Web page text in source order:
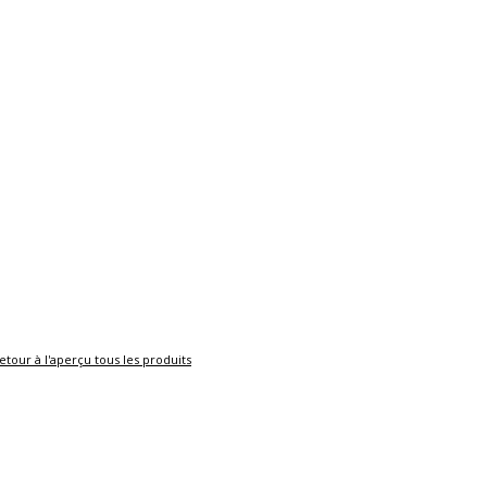
à l'aperçu tous les produits